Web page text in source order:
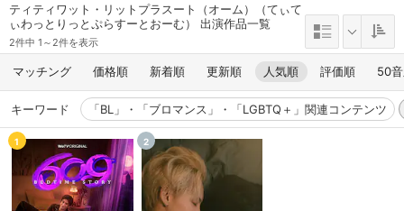
ティティワット・リットプラスート（オーム）（てぃて
ぃわっとりっとぷらすーとおーむ） 出演作品一覧
2件中 1～2件を表示
マッチング 価格順 新着順 更新順 人気順 評価順 50
キーワード 「BL」・「ブロマンス」・「LGBTQ＋」関連コンテンツ
1 2